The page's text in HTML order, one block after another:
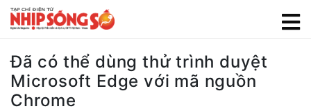
Đã có thể dùng thử trình duyệt
Microsoft Edge với mã nguồn
Chrome